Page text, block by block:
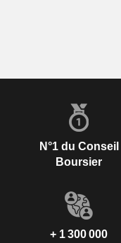
N°1 du Conseil
Boursier
+ 1 300 000